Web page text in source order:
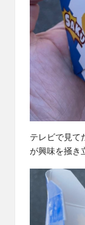
テレビで見て
が興味を掻き